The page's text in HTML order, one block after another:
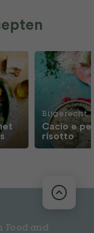
Bijgerecht
Cacio e
risotto
Food and